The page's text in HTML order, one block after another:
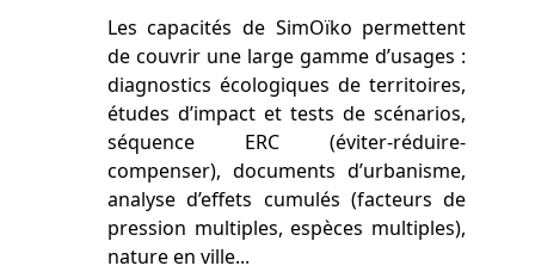
Les capacités de SimOïko permettent
de couvrir une large gamme d’usages :
diagnostics écologiques de territoires,
études d’impact et tests de scénarios,
séquence ERC (éviter-réduire-
compenser), documents d’urbanisme,
analyse d’effets cumulés (facteurs de
pression multiples, espèces multiples),
nature en ville...